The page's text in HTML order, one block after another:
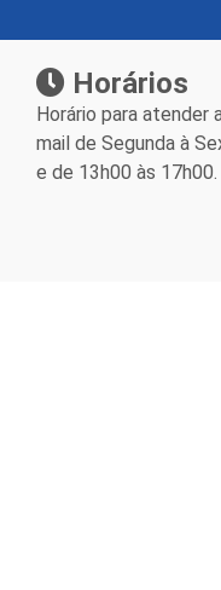
Horários
Horário para atender
mail de Segunda à
e de 13h00 às 17h00.